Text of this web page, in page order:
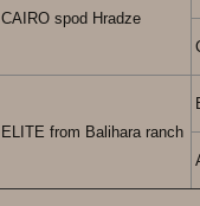
CAIRO spod Hradze
ELITE from Balihara ranch